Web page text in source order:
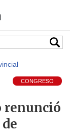
CONGRESO
renunció